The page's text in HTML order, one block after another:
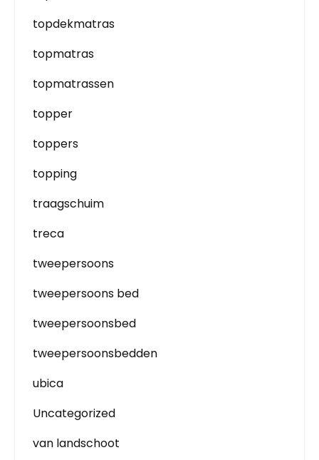
topdekmatras
topmatras
topmatrassen
topper
toppers
topping
traagschuim
treca
tweepersoons
tweepersoons bed
tweepersoonsbed
tweepersoonsbedden
ubica
Uncategorized
van landschoot